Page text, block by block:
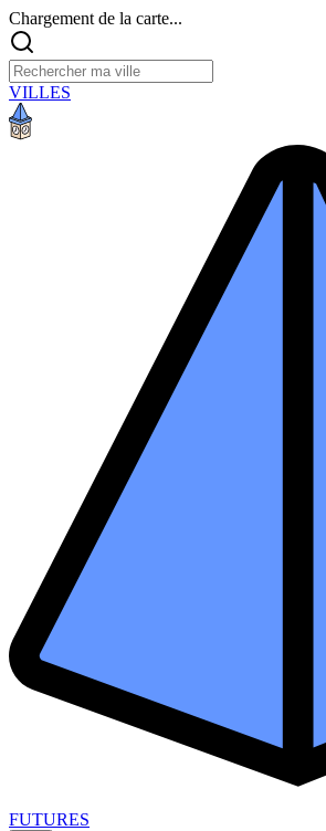
Chargement de la carte...
VILLES
FUTURES